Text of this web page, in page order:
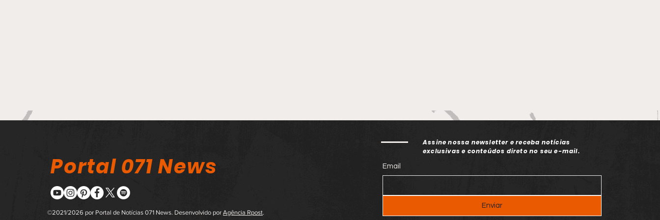
Portal 071 News
©2021/2026 por Portal de Notícias 071 News. Desenvolvido por Agência Rpost.
Assine nossa newsletter e receba notícias
exclusivas e conteúdos direto no seu e-mail.
Email
Enviar